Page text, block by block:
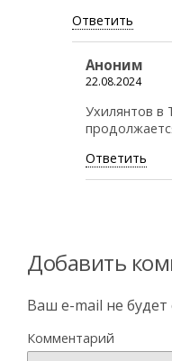
Ответить
Аноним
22.08.2024
Ухилянтов в
Ответить
Добавить
Ваш e-mail не будет
Комментарий